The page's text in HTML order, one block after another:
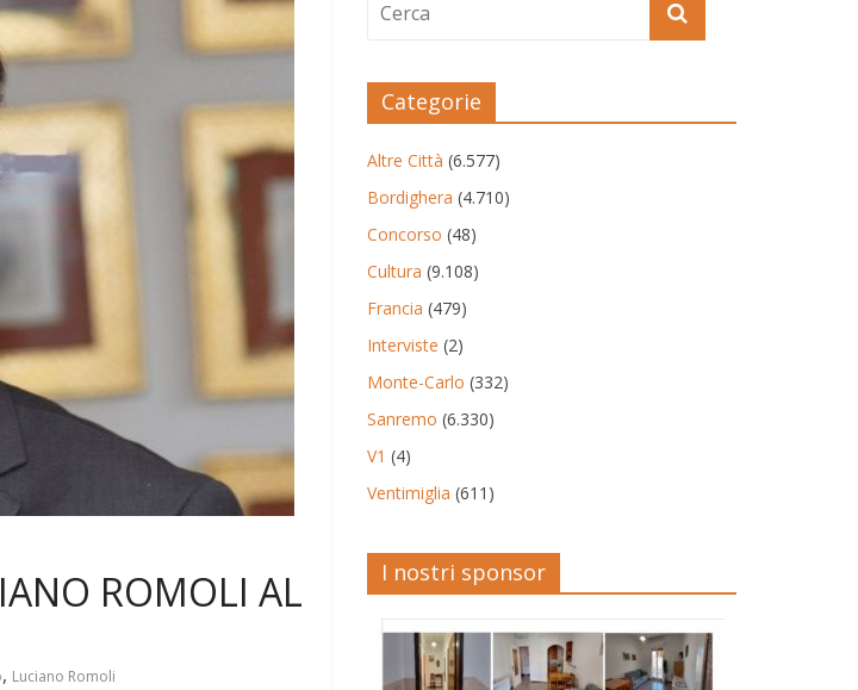
ROMOLI AL
, Luciano Romoli
Categorie
Altre Città (6.577)
Bordighera (4.710)
Concorso (48)
Cultura (9.108)
Francia (479)
Interviste (2)
Monte-Carlo (332)
Sanremo (6.330)
V1 (4)
Ventimiglia (611)
I nostri sponsor